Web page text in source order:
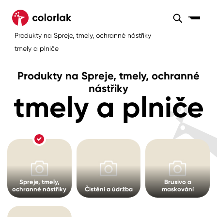
Maloobchod Velkoobchod Sortiment
Sortiment
Prodejny
Rádce
Tónovací systémy
Úvod Aktuality
Sortiment
Kov
Dřevo
Plast, sklo, keramika
Stěny
Fasády
Tónovací systémy
Colorlak Dekor
Colorlak Profi
Sortiment
Produkty na Spreje, tmely, ochranné nástřiky
tmely a plniče
Produkty na Spreje, tmely, ochranné
nástřiky
tmely a plniče
Spreje, tmely,
ochranné nástřiky
Čistění a údržba
Brusivo a
maskování